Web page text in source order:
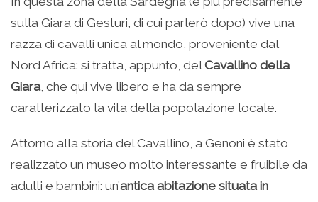
sulla Giara di Gesturi, di cui parlerò dopo) vive una
razza di cavalli unica al mondo, proveniente dal
Nord Africa: si tratta, appunto, delCavallino della
Giara, che qui vive libero e ha da sempre
caratterizzato la vita della popolazione locale.
Attorno alla storia del Cavallino, a Genoni è stato
realizzato un museo molto interessante e fruibile da
adulti e bambini: un’antica abitazione situata in